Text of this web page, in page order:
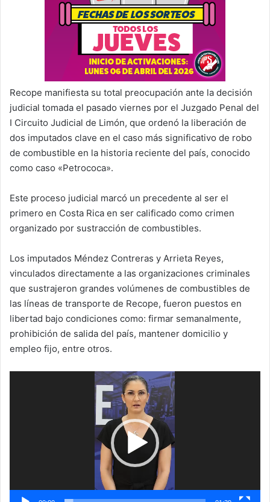
Recope manifiesta su total preocupación ante la decisión
judicial tomada el pasado viernes por el Juzgado Penal del
I Circuito Judicial de Limón, que ordenó la liberación de
dos imputados clave en el caso más significativo de robo
de combustible en la historia reciente del país, conocido
como caso «Petrococa».
Este proceso judicial marcó un precedente al ser el
primero en Costa Rica en ser calificado como crimen
organizado por sustracción de combustibles.
Los imputados Méndez Contreras y Arrieta Reyes,
vinculados directamente a las organizaciones criminales
que sustrajeron grandes volúmenes de combustibles de
las líneas de transporte de Recope, fueron puestos en
libertad bajo condiciones como: firmar semanalmente,
prohibición de salida del país, mantener domicilio y
empleo fijo, entre otros.